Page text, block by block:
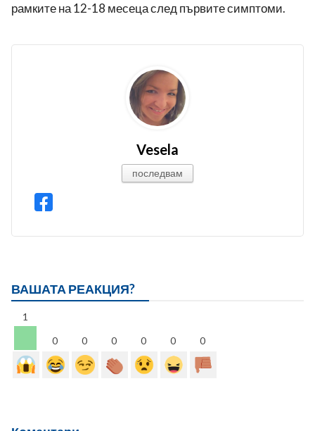
рамките на 12-18 месеца след първите симптоми.
Vesela
последвам
ВАШАТА РЕАКЦИЯ?
1
0
0 0 0 0 0